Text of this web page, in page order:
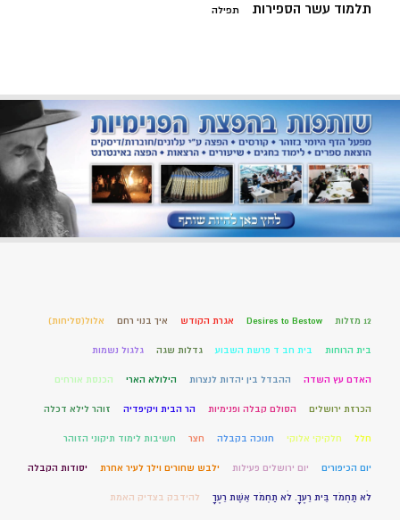
תלמוד עשר הספירות תפילה
12 מזלות Desires to Bestow אגרת הקודש איך בנוי רחם אלול(סליחות)
בית הרוחות בית חב ד פרשת השבוע גדלות שגה גלגול נשמות
האדם עץ השדה ההבדל בין יהדות לנצרות הילולא הארי הכנסת אורחים
הכרזת ירושלים הסולם קבלה ופנימיות הר הבית ויקיפדיה זוהר לילא דכלה
חלל חלקיקי אלוקי חנוכה בקבלה חצר חשיבות לימוד תיקוני הזוהר
יום הכיפורים יום ירושלים פעילות ילבש שחורים וילך לעיר אחרת יסודות הקבלה
לֹא תַחְמֹד בֵּית רֵעֶךָ. לֹא תַחְמֹד אֵשֶׁת רֵעֶךָ להידבק בצדיק האמת